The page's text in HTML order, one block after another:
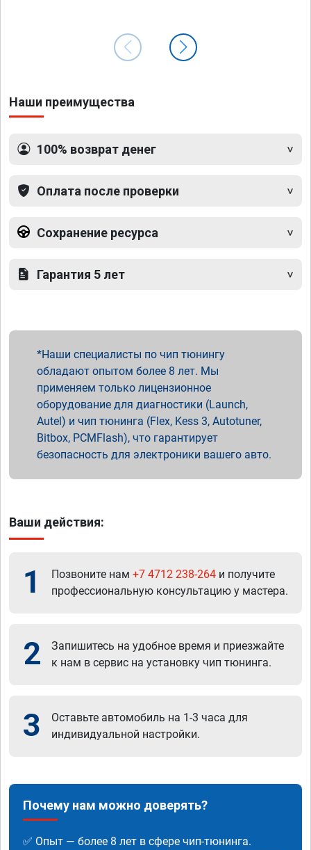
Наши преимущества
100% возврат денег
Оплата после проверки
Сохранение ресурса
Гарантия 5 лет
Наши специалисты по чип тюнингу
обладают опытом более 8 лет. Мы
применяем только лицензионное
оборудование для диагностики (Launch,
Autel) и чип тюнинга (Flex, Kess 3, Autotuner,
Bitbox, PCMFlash), что гарантирует
безопасность для электроники вашего авто.
Ваши действия:
1 Позвоните нам +7 4712 238-264 и получите
профессиональную консультацию у мастера.
2
Запишитесь на удобное время и приезжайте
к нам в сервис на установку чип тюнинга.
3
Оставьте автомобиль на 1-3 часа для
индивидуальной настройки.
Почему нам можно доверять?
✅ Опыт — более 8 лет в сфере чип-тюнинга.